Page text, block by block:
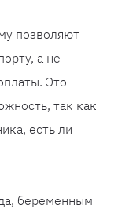
позволяют
а не
Это
так как
есть ли
беременным